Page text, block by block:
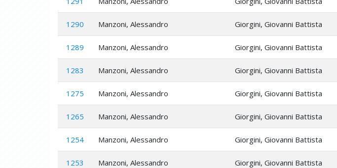
1290 Manzoni, Alessandro Giorgini, Giovanni Battista
1289 Manzoni, Alessandro Giorgini, Giovanni Battista
1283 Manzoni, Alessandro Giorgini, Giovanni Battista
1275 Manzoni, Alessandro Giorgini, Giovanni Battista
1265 Manzoni, Alessandro Giorgini, Giovanni Battista
1254 Manzoni, Alessandro Giorgini, Giovanni Battista
1253 Manzoni, Alessandro Giorgini, Giovanni Battista